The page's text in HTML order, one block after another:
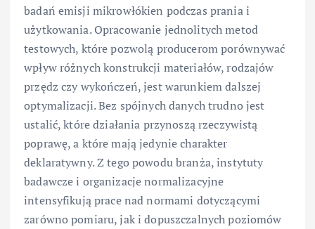
badań emisji mikrowłókien podczas prania i
użytkowania. Opracowanie jednolitych metod
testowych, które pozwolą producerom porównywać
wpływ różnych konstrukcji materiałów, rodzajów
przędz czy wykończeń, jest warunkiem dalszej
optymalizacji. Bez spójnych danych trudno jest
ustalić, które działania przynoszą rzeczywistą
poprawę, a które mają jedynie charakter
deklaratywny. Z tego powodu branża, instytuty
badawcze i organizacje normalizacyjne
intensyfikują prace nad normami dotyczącymi
zarówno pomiaru, jak i dopuszczalnych poziomów